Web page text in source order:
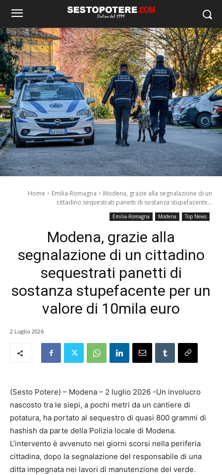
Home Emilia-Romagna
Modena, grazie alla segnalazione di un
cittadino sequestrati panetti di sostanza stupefacente...
Emilia-Romagna Modena Top News
Modena, grazie alla
segnalazione di un cittadino
sequestrati panetti di
sostanza stupefacente per un
valore di 10mila euro
2 Luglio 2026
(Sesto Potere) – Modena – 2 luglio 2026 -Un involucro
nascosto tra le siepi, a pochi metri da un cantiere di
potatura, ha portato al sequestro di quasi 800 grammi di
hashish da parte della Polizia locale di Modena.
L’intervento è avvenuto nei giorni scorsi nella periferia
cittadina, dopo la segnalazione del responsabile di una
ditta impegnata nei lavori di manutenzione del verde.